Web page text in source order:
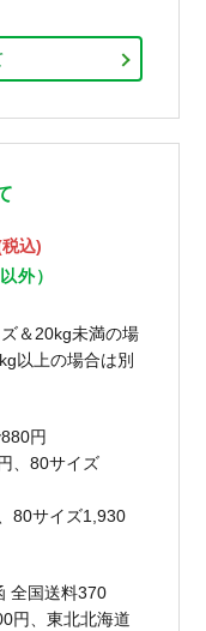
込)
外）
＆20kg未満の場
以上の場合は別
円
、80サイズ
80サイズ1,930
全国送料370
円、東北北海道